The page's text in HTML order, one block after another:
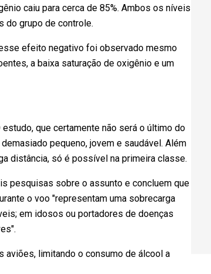
caiu para cerca de 85%. Ambos os níveis
do grupo de controle.
efeito negativo foi observado mesmo
a baixa saturação de oxigênio e um
que certamente não será o último do
pequeno, jovem e saudável. Além
distância, só é possível na primeira classe.
pesquisas sobre o assunto e concluem que
o voo "representam uma sobrecarga
em idosos ou portadores de doenças
limitando o consumo de álcool a